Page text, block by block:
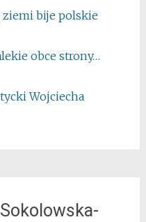
ziemi bije polskie
obce strony…
Wojciecha